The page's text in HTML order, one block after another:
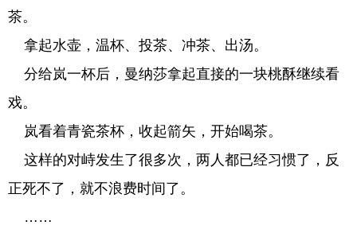
茶。
拿起水壶，温杯、投茶、冲茶、出汤。
分给岚一杯后，曼纳莎拿起直接的一块桃酥继续看
戏。
岚看着青瓷茶杯，收起箭矢，开始喝茶。
这样的对峙发生了很多次，两人都已经习惯了，反
正死不了，就不浪费时间了。
……